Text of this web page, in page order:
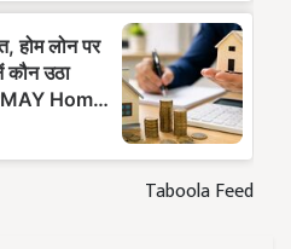
Taboola Feed